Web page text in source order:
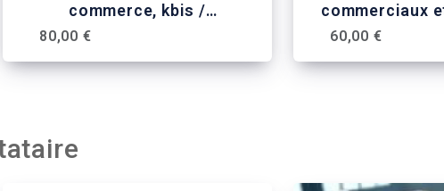
commerce, kbis /
handelsregisterauszug
80,00 €
commerciaux
60,00 €